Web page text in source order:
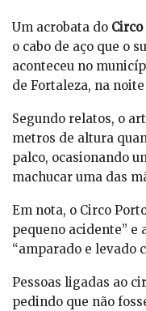
Um acrobata do
o cabo de aço que o
aconteceu no
de Fortaleza, na
Segundo relatos, o
metros de altura
palco, ocasionando
machucar uma das
Em nota, o Circo
pequeno acidente” e
“amparado e levado
Pessoas ligadas ao
pedindo que não